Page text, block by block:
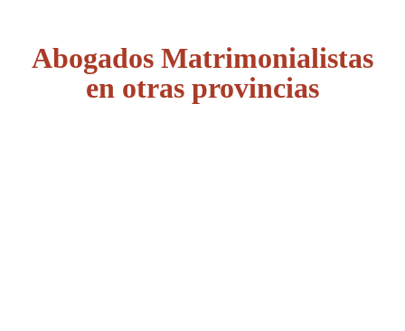
Abogados Matrimonialistas
en otras provincias